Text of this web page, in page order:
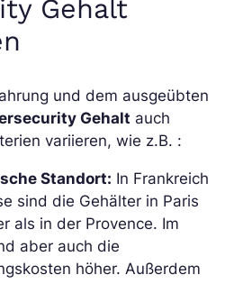
Gehalt
und dem ausgeübten
Gehalt auch
variieren, wie z.B. :
Standort: In Frankreich
sind die Gehälter in Paris
als in der Provence. Im
aber auch die
höher. Außerdem